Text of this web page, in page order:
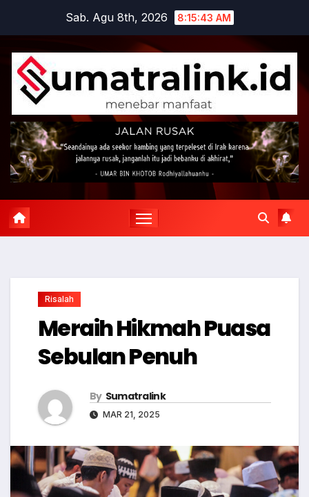
content
Sab. Agu 8th, 2026 8:15:44 AM
Risalah
Meraih Hikmah Puasa
Sebulan Penuh
By Sumatralink
MAR 21, 2025